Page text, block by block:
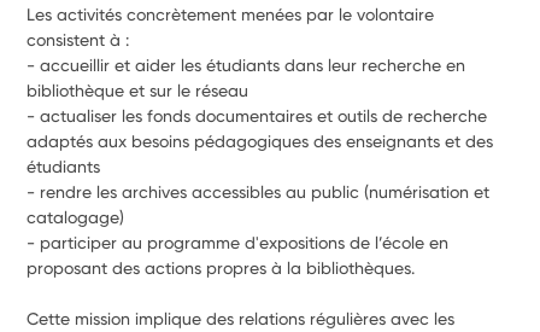
Les activités concrètement menées par le volontaire
consistent à :
- accueillir et aider les étudiants dans leur recherche en
bibliothèque et sur le réseau
- actualiser les fonds documentaires et outils de recherche
adaptés aux besoins pédagogiques des enseignants et des
étudiants
- rendre les archives accessibles au public (numérisation et
catalogage)
- participer au programme d'expositions de l’école en
proposant des actions propres à la bibliothèques.
Cette mission implique des relations régulières avec les